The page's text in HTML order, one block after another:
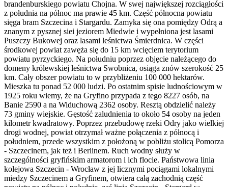
brandenburskiego powiatu Chojna. W swej największej rozciągłości
z południa na północ ma prawie 45 km. Część północna powiatu
sięga bram Szczecina i Stargardu. Zamyka się ona pomiędzy Odrą a
znanym z pysznej siei jeziorem Miedwie i wypełniona jest lasami
Puszczy Bukowej oraz lasami leśnictwa Śmierdnica. W części
środkowej powiat zawęża się do 15 km wcięciem terytorium
powiatu pyrzyckiego. Na południu poprzez objęcie należącego do
domeny królewskiej leśnictwa Swobnica, osiąga znów szerokość 25
km. Cały obszer powiatu to w przybliżeniu 100 000 hektarów.
Mieszka tu ponad 52 000 ludzi. Po ostatnim spisie ludnościowym w
1925 roku wiemy, że na Gryfino przypada z tego 8227 osób, na
Banie 2590 a na Widuchową 2362 osoby. Resztą obdzielić należy
73 gminy wiejskie. Gęstość zaludnienia to około 54 osoby na jeden
kilometr kwadratowy. Poprzez przebudowę rzeki Odry jako wielkiej
drogi wodnej, powiat otrzymał ważne połączenia z północą i
południem, przede wszystkim z położoną w pobliżu stolicą Pomorza
- Szczecinem, jak też i Berlinem. Ruch wodny służy w
szczególności gryfińskim armatorom i ich flocie. Państwowa linia
kolejowa Szczecin - Wrocław z jej licznymi pociągami lokalnymi
miedzy Szczecinem a Gryfinem, otwiera całą zachodnią część